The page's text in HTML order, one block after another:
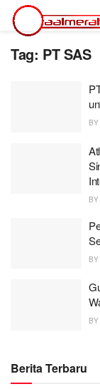
Tag: PT SAS
BY
BY
BY
BY
Berita Terbaru